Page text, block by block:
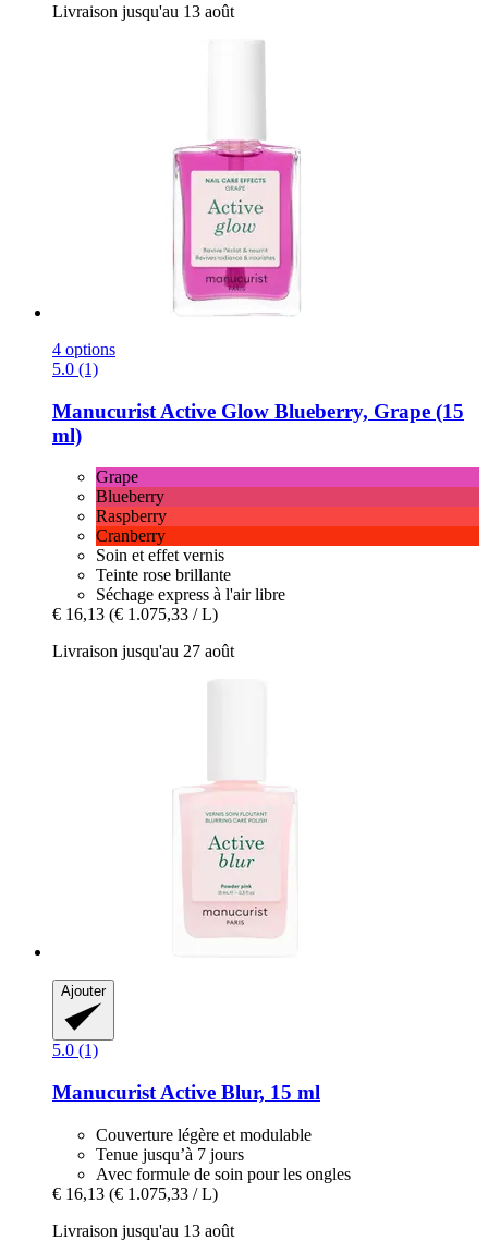
Livraison jusqu'au 13 août
4 options
5.0 (1)
Manucurist Active Glow Blueberry, Grape (15
ml)
Grape
Blueberry
Raspberry
Cranberry
Soin et effet vernis
Teinte rose brillante
Séchage express à l'air libre
€ 16,13 (€ 1.075,33 / L)
Livraison jusqu'au 27 août
Ajouter
5.0 (1)
Manucurist Active Blur, 15 ml
Couverture légère et modulable
Tenue jusqu’à 7 jours
Avec formule de soin pour les ongles
€ 16,13 (€ 1.075,33 / L)
Livraison jusqu'au 13 août